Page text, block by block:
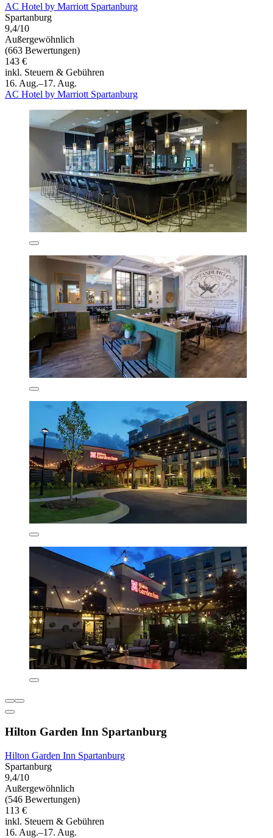
AC Hotel by Marriott Spartanburg
Spartanburg
9,4/10
Außergewöhnlich
(663 Bewertungen)
143 €
inkl. Steuern & Gebühren
16. Aug.–17. Aug.
AC Hotel by Marriott Spartanburg
Hilton Garden Inn Spartanburg
Hilton Garden Inn Spartanburg
Spartanburg
9,4/10
Außergewöhnlich
(546 Bewertungen)
113 €
inkl. Steuern & Gebühren
16. Aug.–17. Aug.